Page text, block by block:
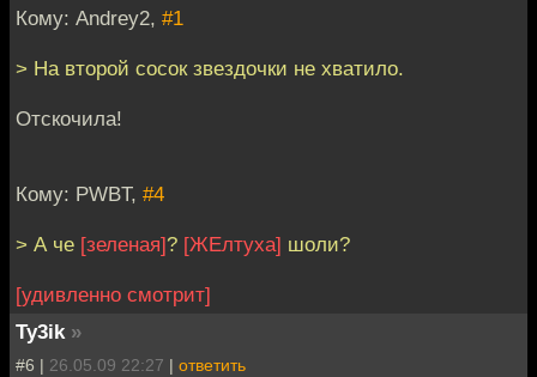
Кому: Andrey2, #1
> На второй сосок звездочки не хватило.
Отскочила!
Кому: PWBT, #4
> А че [зеленая]? [ЖЕлтуха] шоли?
[удивленно смотрит]
Ty3ik »
#6 | 26.05.09 22:27 | ответить